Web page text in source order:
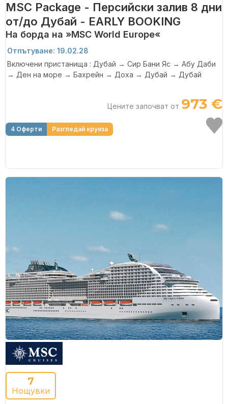
MSC Package - Персийски залив 8 дни
от/до Дубай - EARLY BOOKING
На борда на »MSC World Europe«
Отпътуване: 19.02.28
Включени пристанища : Дубай → Сир Бани Яс → Абу Даби
→ Ден на море → Бахрейн → Доха → Дубай → Дубай
Цените започват от 973 €
4 Оферти Разгледай круиза
7
Нощувки